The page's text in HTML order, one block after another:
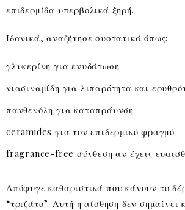
επιδερμίδα υπερβολικά ξηρή.
Ιδανικά, αναζήτησε συστατικά όπως:
γλυκερίνη για ενυδάτωση
νιασιναμίδη για λιπαρότητα και
πανθενόλη για καταπράυνση
ceramides για τον επιδερμικό φραγμό
fragrance-free σύνθεση αν έχεις
Απόφυγε καθαριστικά που κάνουν το
“τριζάτο”. Αυτή η αίσθηση δεν σημαίνει